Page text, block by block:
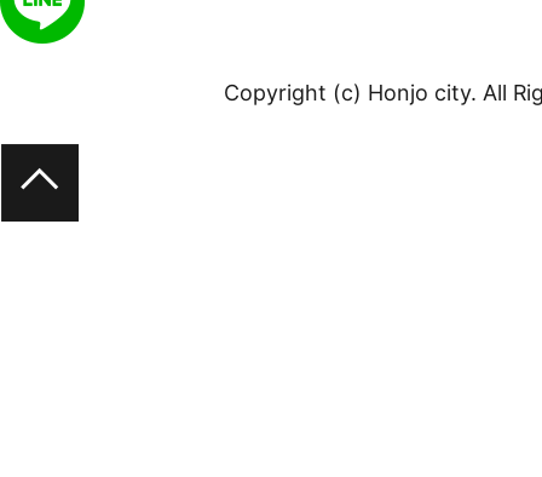
Copyright (c) Honjo city. All